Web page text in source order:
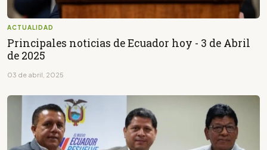
ACTUALIDAD
Principales noticias de Ecuador hoy - 3 de Abril
de 2025
03 de abril, 2025